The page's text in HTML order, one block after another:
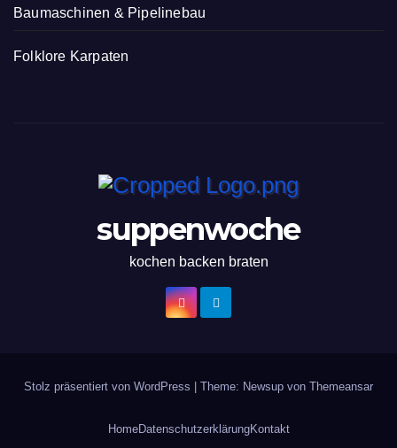
Baumaschinen & Pipelinebau
Folklore Karpaten
suppenwoche
kochen backen braten
Stolz präsentiert von WordPress | Theme: Newsup von Themeansar
HomeDatenschutzerklärungKontakt